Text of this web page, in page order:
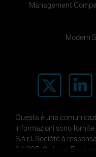
Management
Modern
Questa è una
informazioni sono
S.à r.l. Société à
34 305, 2-4, rue